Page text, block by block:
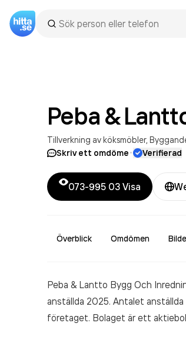
Peba &
Tillverkning av köksmöbler
Skriv ett omdöme· Verifierad
073-995 03 Visa
Överblick Omdömen
Peba & Lantto Bygg Och
anställda 2025. Antalet
företaget. Bolaget är ett